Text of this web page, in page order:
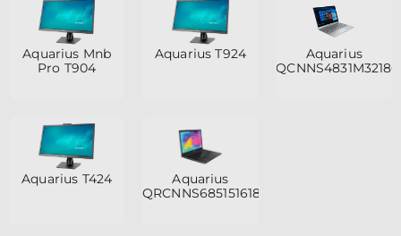
Aquarius Mnb
Pro T904
Aquarius T924
Aquarius
Aquarius T424
Aquarius
QRCNNS685151618S125SCN2TWNNN2